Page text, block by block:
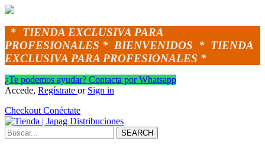
* TIENDA EXCLUSIVA PARA
PROFESIONALES * BIENVENIDOS * TIENDA
EXCLUSIVA PARA PROFESIONALES *
¿Te podemos ayudar? Contacta por Whatsapp
Accede, Regístrate or Sign in
Checkout Conéctate
SEARCH